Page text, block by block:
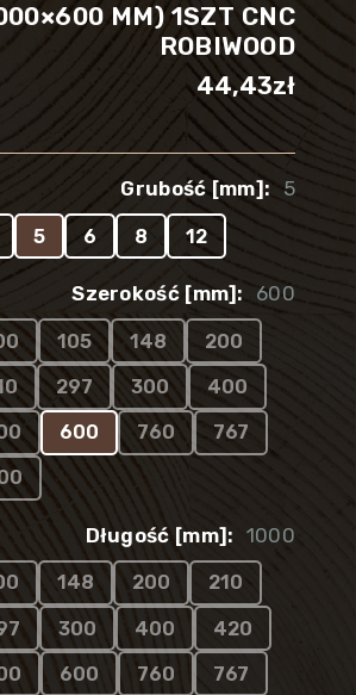
MM) 1SZT CNC
ROBIWOOD
44,43zł
Grubość [mm]: 5
5 6 8 12
Szerokość [mm]: 600
105 148 200
297 300 400
600 760 767
Długość [mm]: 1000
148 200 210
300 400 420
600 760 767